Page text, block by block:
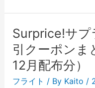
Surprice!サプ
引クーポンま
12月配布分）
フライト / By Kaito /